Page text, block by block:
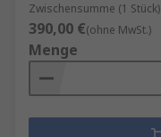
Zwischensumme (1 Stück)
390,00 €(ohne MwSt.)
Menge